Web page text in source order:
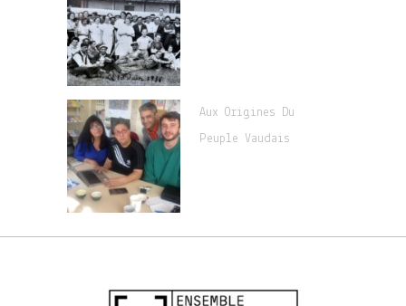
Aux Origines Du
Peuple Vaudais